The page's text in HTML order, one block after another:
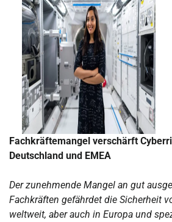
Fachkräftemangel verschärft
Deutschland und EMEA
Der zunehmende Mangel an gut
Fachkräften gefährdet die Sicherheit
weltweit, aber auch in Europa und